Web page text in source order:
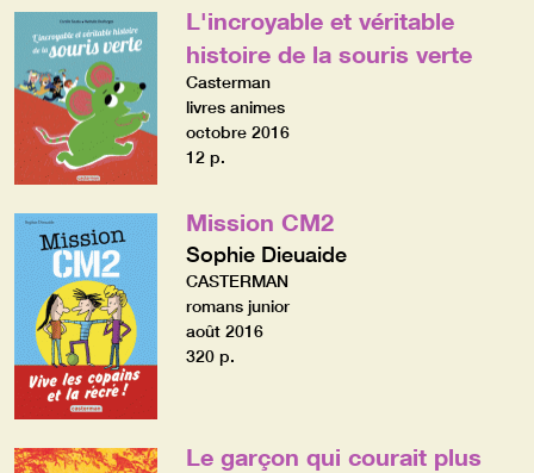
L'incroyable et véritable
histoire de la souris verte
Casterman
livres animes
octobre 2016
12 p.
Mission CM2
Sophie Dieuaide
CASTERMAN
romans junior
août 2016
320 p.
Le garçon qui courait plus